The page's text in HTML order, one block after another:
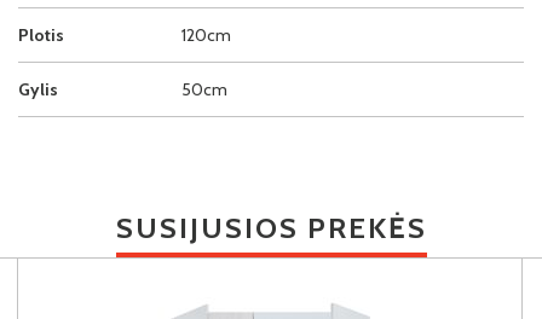
Plotis 120cm
Gylis 50cm
SUSIJUSIOS PREKĖS